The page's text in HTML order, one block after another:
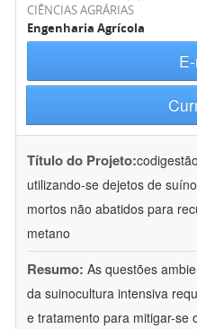
CIÊNCIAS AGRÁRIAS
Engenharia Agrícola
Título do Projeto:
utilizando-se dejetos de
mortos não abatidos para
metano
Resumo: As questões
da suinocultura intensiva
e tratamento para mitigar-se